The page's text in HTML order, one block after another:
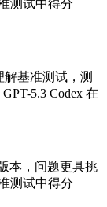
测试中得分
基准测试，测
GPT-5.3 Codex 在
本，问题更具挑
测试中得分